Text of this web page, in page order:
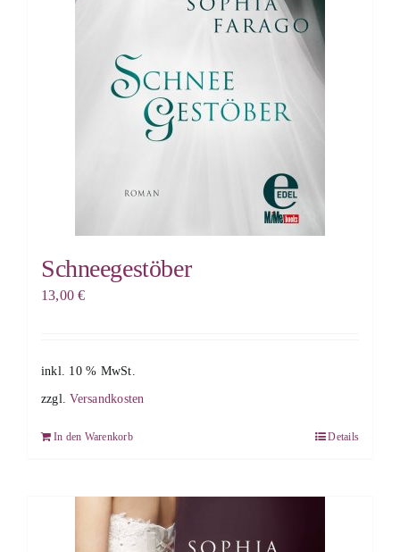
Schneegestöber
13,00€
inkl. 10 % MwSt.
zzgl.Versandkosten
In den Warenkorb Details